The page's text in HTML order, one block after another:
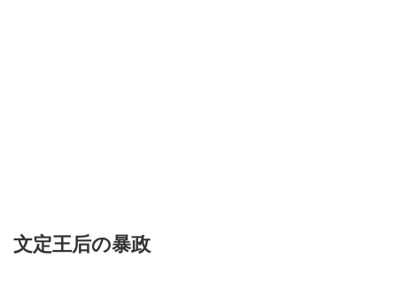
文定王后の暴政